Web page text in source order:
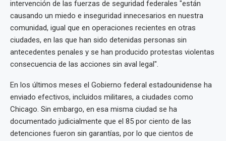
intervención de las fuerzas de seguridad federales "están
causando un miedo e inseguridad innecesarios en nuestra
comunidad, igual que en operaciones recientes en otras
ciudades, en las que han sido detenidas personas sin
antecedentes penales y se han producido protestas violentas
consecuencia de las acciones sin aval legal".
En los últimos meses el Gobierno federal estadounidense ha
enviado efectivos, incluidos militares, a ciudades como
Chicago. Sin embargo, en esa misma ciudad se ha
documentado judicialmente que el 85 por ciento de las
detenciones fueron sin garantías, por lo que cientos de